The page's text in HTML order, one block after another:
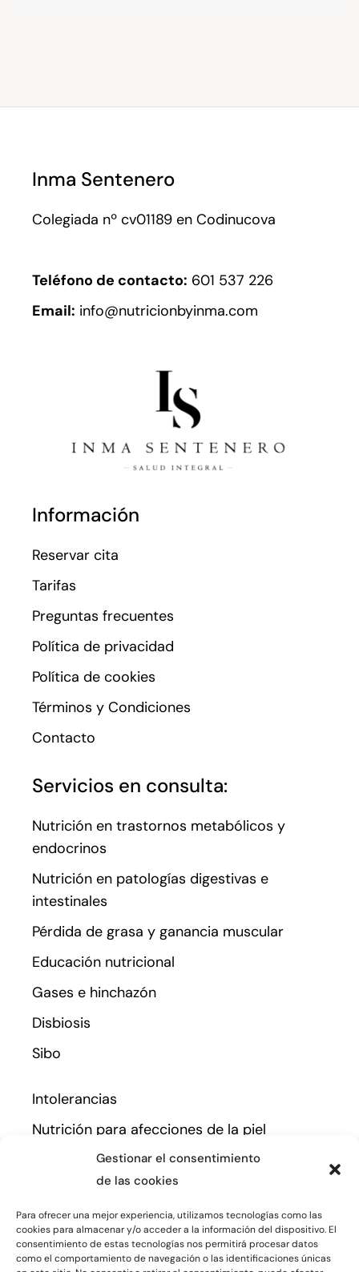
Gestionar el consentimiento
de las cookies
Para ofrecer una mejor experiencia, utilizamos tecnologías como las
cookies para almacenar y/o acceder a la información del dispositivo. El
consentimiento de estas tecnologías nos permitirá procesar datos
como el comportamiento de navegación o las identificaciones únicas
Inma Sentenero
Colegiada nº cv01189 en Codinucova
Teléfono de contacto: 601 537 226
Email: info@nutricionbyinma.com
Información
Reservar cita
Tarifas
Preguntas frecuentes
Política de privacidad
Política de cookies
Términos y Condiciones
Contacto
Servicios en consulta:
Nutrición en trastornos metabólicos y
endocrinos
Nutrición en patologías digestivas e
intestinales
Pérdida de grasa y ganancia muscular
Educación nutricional
Gases e hinchazón
Disbiosis
Sibo
Intolerancias
Nutrición para afecciones de la piel
Amenorrea
Nutrición en estados de ansiedad y
depresión
Síndrome de ovario poliquístico (SOP)